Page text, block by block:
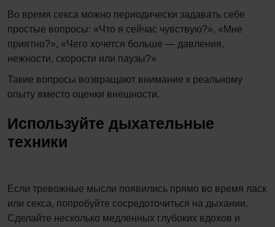
Во время секса можно периодически задавать себе
простые вопросы: «Что я сейчас чувствую?», «Мне
приятно?», «Чего хочется больше — давления,
нежности, скорости или паузы?»
Такие вопросы возвращают внимание к реальному
опыту вместо оценки внешности.
Используйте дыхательные
техники
Если тревожные мысли появились прямо во время ласк
или секса, попробуйте сосредоточиться на дыхании.
Сделайте несколько медленных глубоких вдохов и